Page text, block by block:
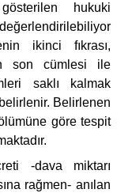
hukuki
ikinci fıkrası,
son cümlesi ile
saklı kalmak
Belirlenen
göre tespit
-dava miktarı
rağmen- anılan